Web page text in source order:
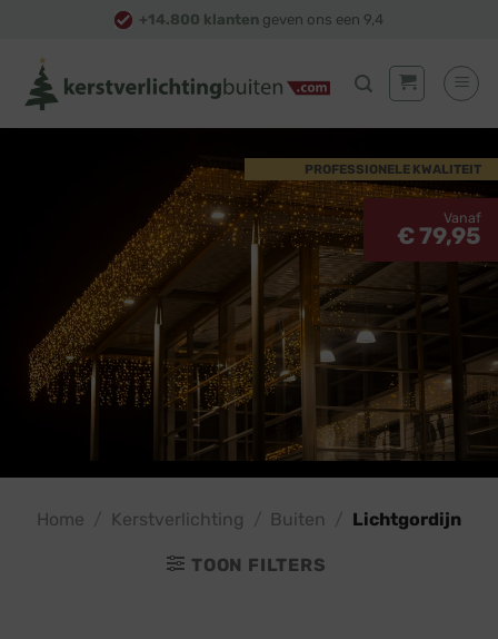
content
+14.800 klanten geven ons een 9,4
PROFESSIONELE KWALITEIT
Vanaf
€ 79,95
Home Kerstverlichting Buiten Lichtgordijn
TOON FILTERS